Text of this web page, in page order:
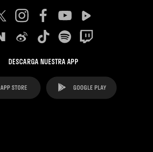
DESCARGA NUESTRA APP